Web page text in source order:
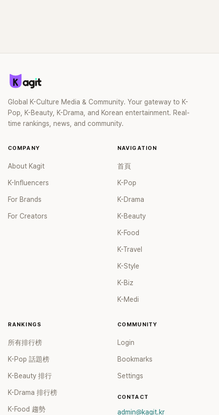
Global K-Culture Media & Community. Your gateway to K-
Pop, K-Beauty, K-Drama, and Korean entertainment. Real-
time rankings, news, and community.
COMPANY
About Kagit
K-Influencers
For Brands
For Creators
NAVIGATION
首頁
K-Pop
K-Drama
K-Beauty
K-Food
K-Travel
K-Style
K-Biz
K-Medi
RANKINGS
所有排行榜
K-Pop 話題榜
K-Beauty 排行
K-Drama 排行榜
K-Food 趨勢
COMMUNITY
Login
Bookmarks
Settings
CONTACT
admin@kagit.kr